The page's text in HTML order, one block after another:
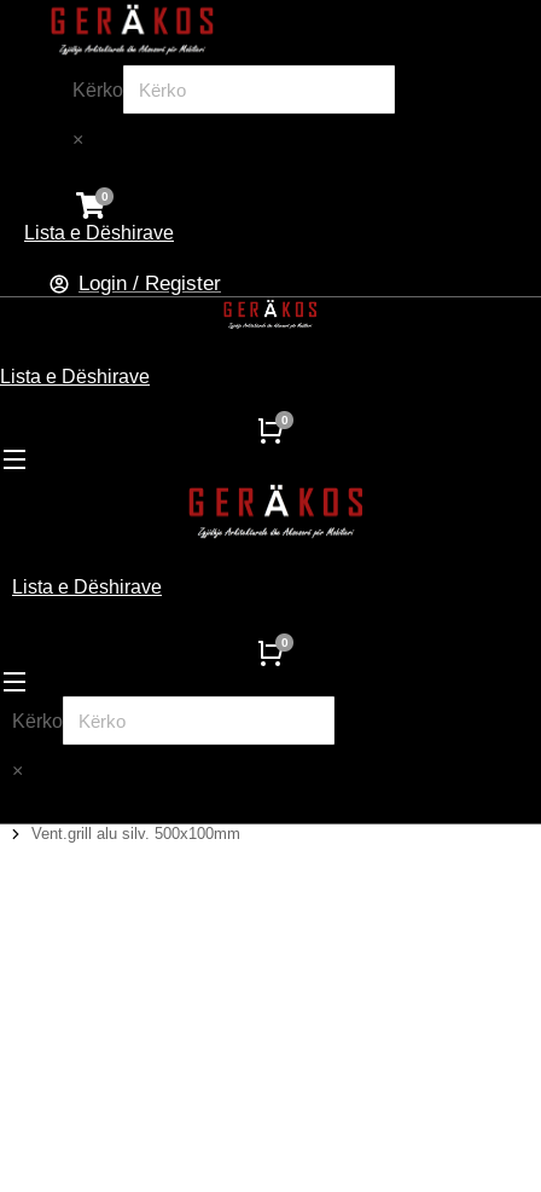
Kërko
×
Lista e Dëshirave
Login / Register
Lista e Dëshirave
Lista e Dëshirave
Kërko
×
You are here:
Vent.grill alu silv. 500x100mm